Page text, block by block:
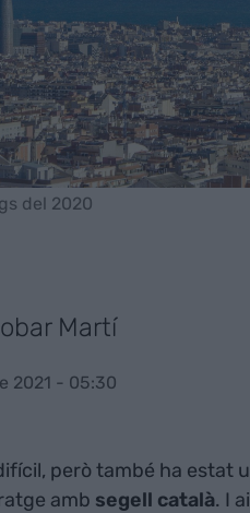
del 2020
Martí
2021 - 05:30
però també ha estat
amb segell català. I